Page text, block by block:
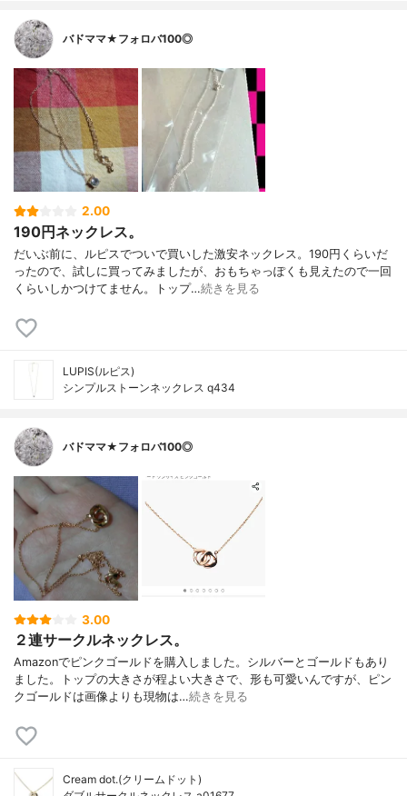
バドママ★フォロバ100◎
2.00
190円ネックレス。
だいぶ前に、ルピスでついで買いした激安ネックレス。190円くらいだ
ったので、試しに買ってみましたが、おもちゃっぽくも見えたので一回
くらいしかつけてません。トップ…続きを見る
LUPIS(ルピス)
シンプルストーンネックレス q434
バドママ★フォロバ100◎
3.00
２連サークルネックレス。
Amazonでピンクゴールドを購入しました。シルバーとゴールドもあり
ました。トップの大きさが程よい大きさで、形も可愛いんですが、ピン
クゴールドは画像よりも現物は…続きを見る
Cream dot.(クリームドット)